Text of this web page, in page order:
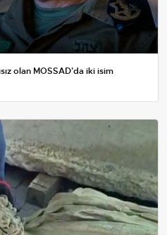
olan MOSSAD’da iki isim